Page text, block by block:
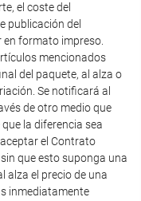
el coste del
publicación del
formato impreso.
mencionados
del paquete, al alza o
Se notificará al
de otro medio que
la diferencia sea
el Contrato
que esto suponga una
alza el precio de una
inmediatamente